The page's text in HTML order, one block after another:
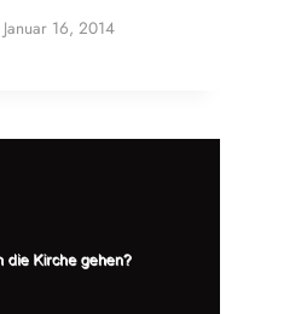
Januar 16, 2014